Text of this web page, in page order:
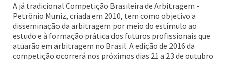
A já tradicional Competição Brasileira de Arbitragem -
Petrônio Muniz, criada em 2010, tem como objetivo a
disseminação da arbitragem por meio do estímulo ao
estudo e à formação prática dos futuros profissionais que
atuarão em arbitragem no Brasil. A edição de 2016 da
competição ocorrerá nos próximos dias 21 a 23 de outubro